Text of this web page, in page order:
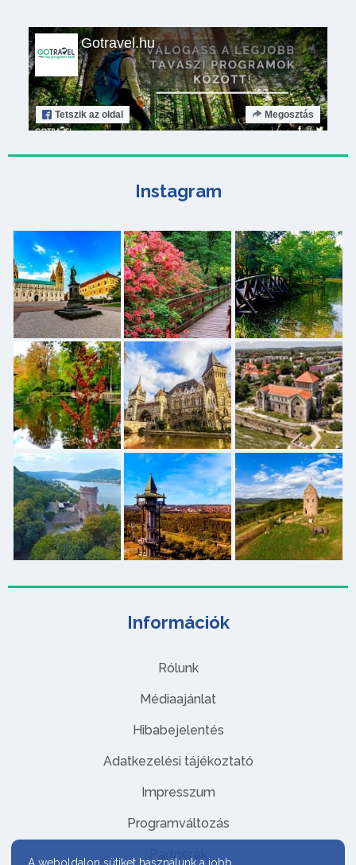
Információk
Rólunk
Médiaajánlat
Hibabejelentés
Adatkezelési tájékoztató
Impresszum
Programváltozás
Partnerek
Gotravel.hu
Tetszik az oldal Megosztás
Instagram